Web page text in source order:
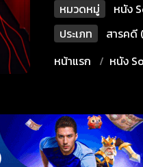
หมวดหมู่
หนัง
ประเภท
สารคดี
หน้าแรก
หนัง